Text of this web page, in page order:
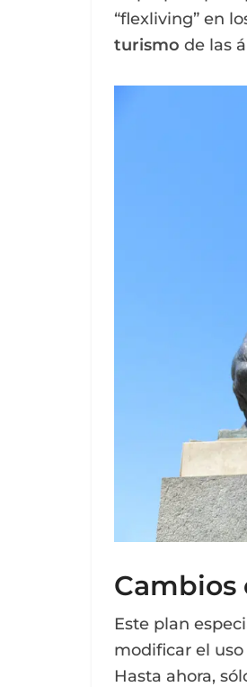
“flexliving” en
turismo de las
Cambios
Este plan
modificar el
Hasta ahora,